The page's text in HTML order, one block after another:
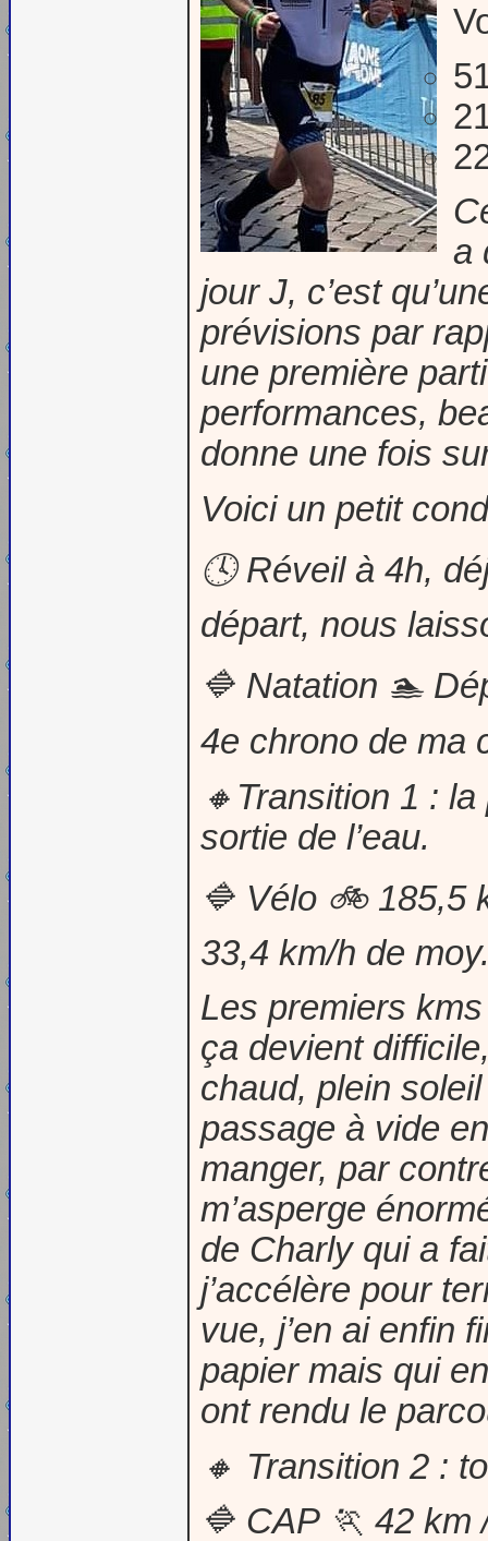
a
jour J, c’est
prévisions par
une première
performances,
donne une fois
Voici un petit
🕓 Réveil à 4h,
départ, nous
🔷 Natation 🏊
4e chrono de ma
🔸Transition 1 :
sortie de l’eau.
🔷 Vélo 🚲 185,5
33,4 km/h de
Les premiers
ça devient
chaud, plein
passage à vide
manger, par
m’asperge
de Charly qui a
j’accélère pour
vue, j’en ai enfin
papier mais qui
ont rendu le
🔸 Transition 2 :
🔷 CAP 🏃 42 km